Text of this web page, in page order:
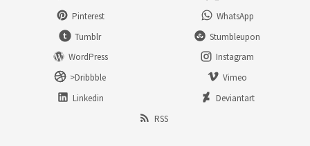
Pinterest
WhatsApp
Tumblr
Stumbleupon
WordPress
Instagram
>Dribbble
Vimeo
Linkedin
Deviantart
RSS